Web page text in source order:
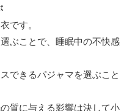
です。
ぶことで、睡眠中の不快感
できるパジャマを選ぶこと
質に与える影響は決して小